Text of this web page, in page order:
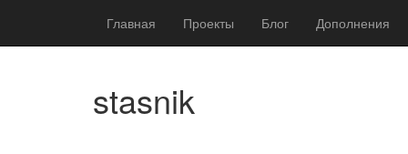
Главная Проекты Блог Дополнения
stasnik